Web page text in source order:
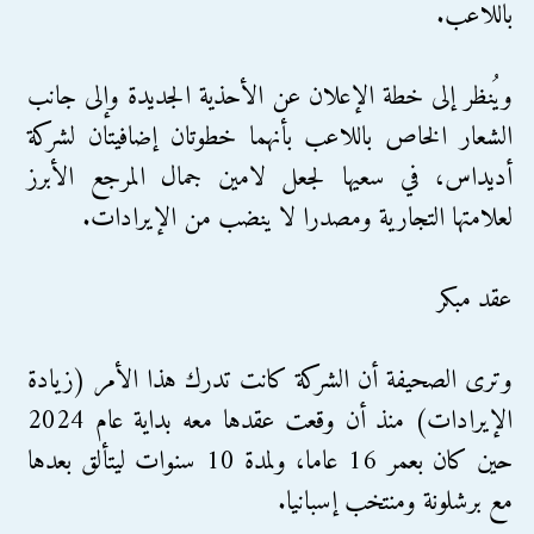
باللاعب.
ويُنظر إلى خطة الإعلان عن الأحذية الجديدة وإلى جانب
الشعار الخاص باللاعب بأنهما خطوتان إضافيتان لشركة
أديداس، في سعيها لجعل لامين جمال المرجع الأبرز
لعلامتها التجارية ومصدرا لا ينضب من الإيرادات.
عقد مبكر
وترى الصحيفة أن الشركة كانت تدرك هذا الأمر (زيادة
الإيرادات) منذ أن وقعت عقدها معه بداية عام 2024
حين كان بعمر 16 عاما، ولمدة 10 سنوات ليتألق بعدها
مع برشلونة ومنتخب إسبانيا.